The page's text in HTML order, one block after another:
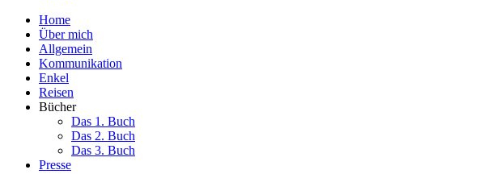
Home
Über mich
Allgemein
Kommunikation
Enkel
Reisen
Bücher
Das 1. Buch
Das 2. Buch
Das 3. Buch
Presse